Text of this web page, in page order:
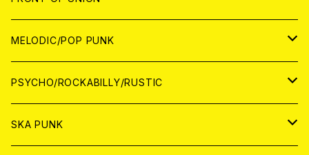
アナログ
CD
WORLD
アナログ
CD
MELODIC/POP PUNK
JAPAN
CD
WORLD
PSYCHO/ROCKABILLY/RUSTIC
JAPAN
SKA PUNK